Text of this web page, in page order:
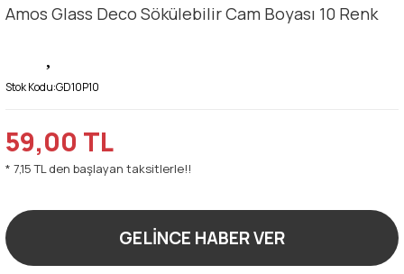
Amos Glass Deco Sökülebilir Cam Boyası 10 Renk
Stok Kodu:GD10P10
59,00 TL
* 7,15 TL den başlayan taksitlerle!!
GELİNCE HABER VER